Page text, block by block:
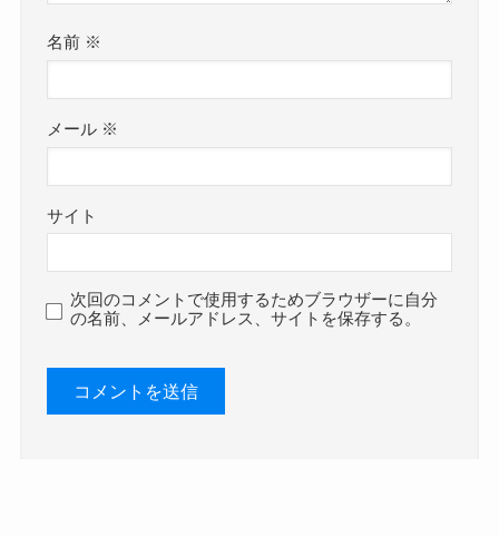
名前 ※
メール ※
サイト
次回のコメントで使用するためブラウザーに自分
の名前、メールアドレス、サイトを保存する。